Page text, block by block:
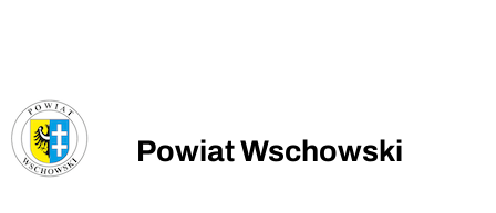
Powiat Wschowski